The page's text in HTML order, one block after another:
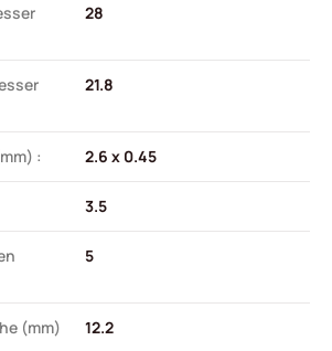
28
21.8
: 2.6 x 0.45
3.5
5
(mm)
12.2